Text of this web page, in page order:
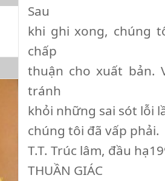
Sau
khi ghi xong, chúng
chấp
thuận cho xuất bản.
tránh
khỏi những sai sót lỗi
chúng tôi đã vấp phải.
T.T. Trúc lâm, đầu
THUẦN GIÁC